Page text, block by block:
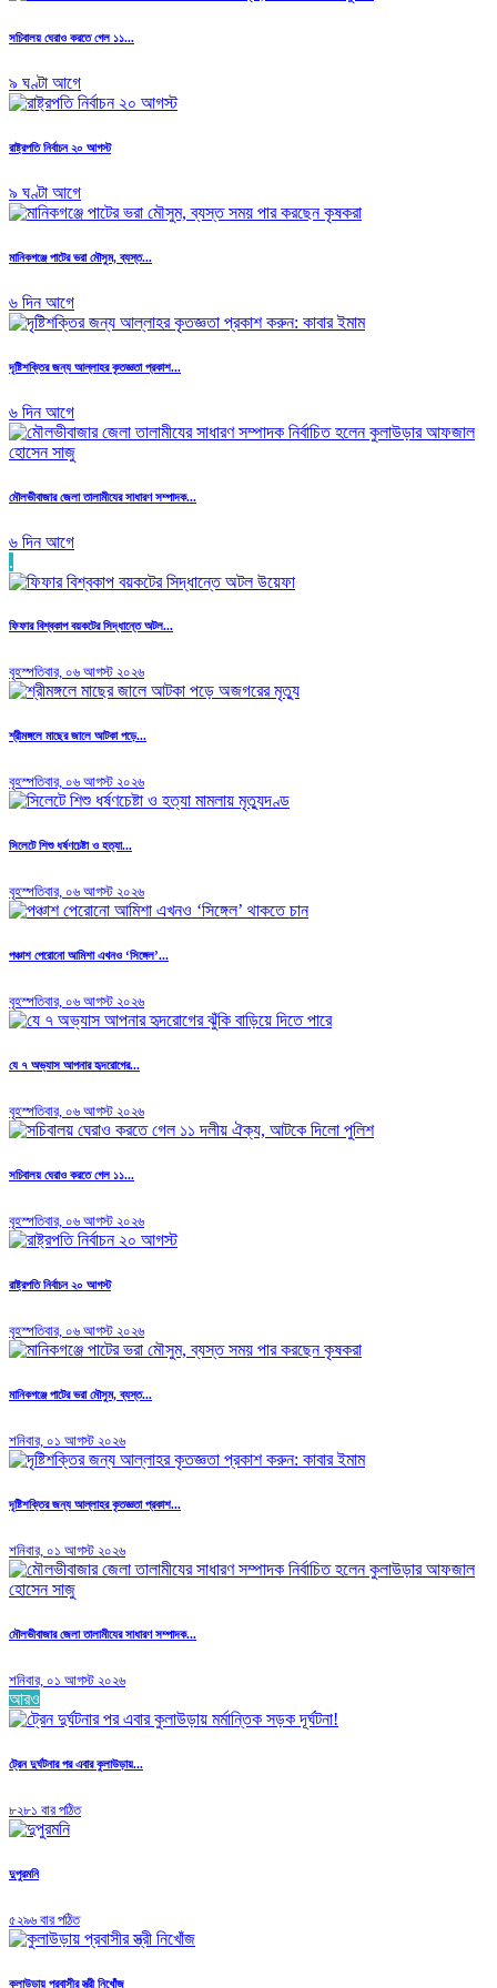
সচিবালয় ঘেরাও করতে গেল ১১...
৯ ঘণ্টা আগে
রাষ্ট্রপতি নির্বাচন ২০ আগস্ট
৯ ঘণ্টা আগে
মানিকগঞ্জে পাটের ভরা মৌসুম, ব্যস্ত...
৬ দিন আগে
দৃষ্টিশক্তির জন্য আল্লাহর কৃতজ্ঞতা প্রকাশ...
৬ দিন আগে
মৌলভীবাজার জেলা তালামীযের সাধারণ সম্পাদক...
৬ দিন আগে
.
ফিফার বিশ্বকাপ বয়কটের সিদ্ধান্তে অটল...
বৃহস্পতিবার, ০৬ আগস্ট ২০২৬
শ্রীমঙ্গলে মাছের জালে আটকা পড়ে...
বৃহস্পতিবার, ০৬ আগস্ট ২০২৬
সিলেটে শিশু ধর্ষণচেষ্টা ও হত্যা...
বৃহস্পতিবার, ০৬ আগস্ট ২০২৬
পঞ্চাশ পেরোনো আমিশা এখনও ‘সিঙ্গেল’...
বৃহস্পতিবার, ০৬ আগস্ট ২০২৬
যে ৭ অভ্যাস আপনার হৃদরোগের...
বৃহস্পতিবার, ০৬ আগস্ট ২০২৬
সচিবালয় ঘেরাও করতে গেল ১১...
বৃহস্পতিবার, ০৬ আগস্ট ২০২৬
রাষ্ট্রপতি নির্বাচন ২০ আগস্ট
বৃহস্পতিবার, ০৬ আগস্ট ২০২৬
মানিকগঞ্জে পাটের ভরা মৌসুম, ব্যস্ত...
শনিবার, ০১ আগস্ট ২০২৬
দৃষ্টিশক্তির জন্য আল্লাহর কৃতজ্ঞতা প্রকাশ...
শনিবার, ০১ আগস্ট ২০২৬
মৌলভীবাজার জেলা তালামীযের সাধারণ সম্পাদক...
শনিবার, ০১ আগস্ট ২০২৬
আরও
ট্রেন দুর্ঘটনার পর এবার কুলাউড়ায়...
৮২৮১ বার পঠিত
দুপুরমনি
৫২৯৬ বার পঠিত
কুলাউড়ায় প্রবাসীর স্ত্রী নিখোঁজ